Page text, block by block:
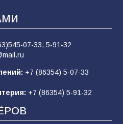
— это
Зеленского о
07-33, 5-91-32
+7 (86354) 5-07-33
+7 (86354) 5-91-32